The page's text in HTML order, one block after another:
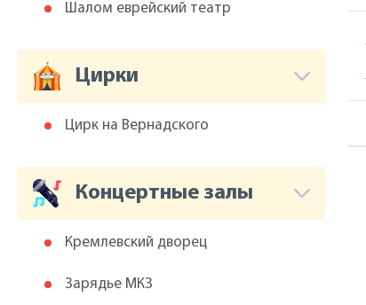
Шалом еврейский театр
Цирки
Цирк на Вернадского
Концертные залы
Кремлевский дворец
Зарядье МКЗ